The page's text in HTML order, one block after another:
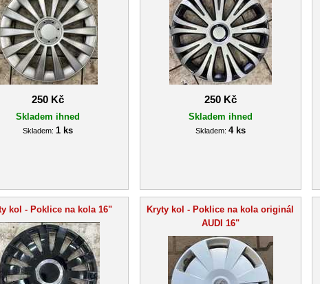
250 Kč
Skladem ihned
Skladem: 1 ks
250 Kč
Skladem ihned
Skladem: 4 ks
kol - Poklice na kola 16"
Kryty kol - Poklice na kola originál
AUDI 16"